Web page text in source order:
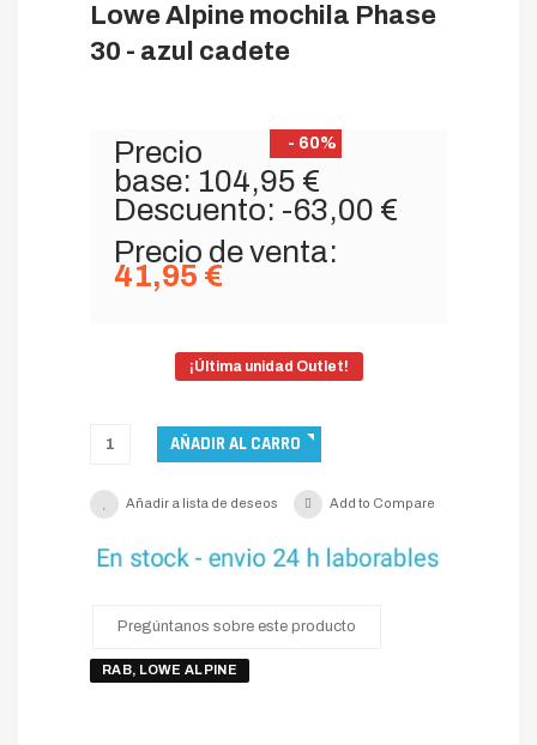
Lowe Alpine mochila Phase
30 - azul cadete
- 60%
Precio
base: 104,95 €
Descuento: -63,00 €
Precio de venta:
41,95 €
¡Última unidad Outlet!
Añadir a lista de deseos Add to Compare
Pregúntanos sobre este producto
RAB, LOWE ALPINE